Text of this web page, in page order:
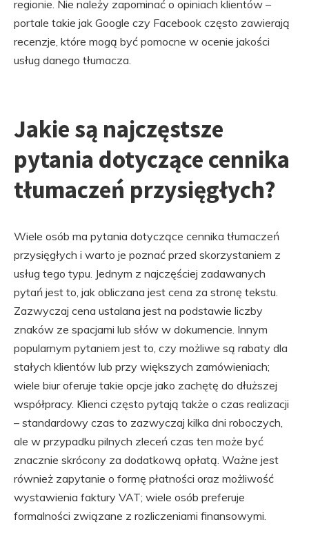
regionie. Nie należy zapominać o opiniach klientów –
portale takie jak Google czy Facebook często zawierają
recenzje, które mogą być pomocne w ocenie jakości
usług danego tłumacza.
Jakie są najczęstsze
pytania dotyczące cennika
tłumaczeń przysięgłych?
Wiele osób ma pytania dotyczące cennika tłumaczeń
przysięgłych i warto je poznać przed skorzystaniem z
usług tego typu. Jednym z najczęściej zadawanych
pytań jest to, jak obliczana jest cena za stronę tekstu.
Zazwyczaj cena ustalana jest na podstawie liczby
znaków ze spacjami lub słów w dokumencie. Innym
popularnym pytaniem jest to, czy możliwe są rabaty dla
stałych klientów lub przy większych zamówieniach;
wiele biur oferuje takie opcje jako zachętę do dłuższej
współpracy. Klienci często pytają także o czas realizacji
– standardowy czas to zazwyczaj kilka dni roboczych,
ale w przypadku pilnych zleceń czas ten może być
znacznie skrócony za dodatkową opłatą. Ważne jest
również zapytanie o formę płatności oraz możliwość
wystawienia faktury VAT; wiele osób preferuje
formalności związane z rozliczeniami finansowymi.